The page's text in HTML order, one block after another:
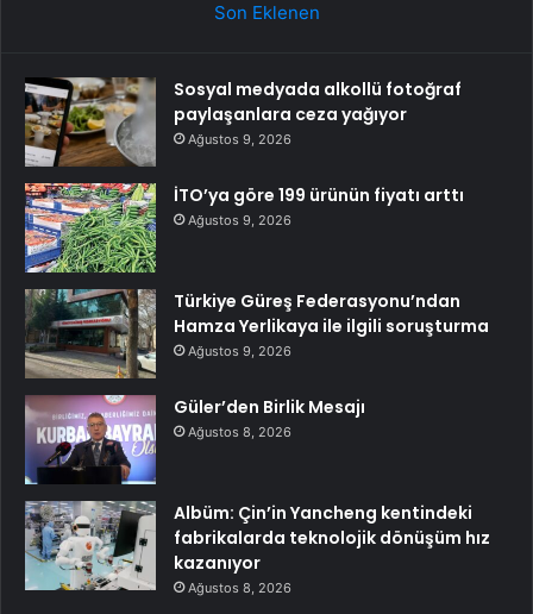
Son Eklenen
Sosyal medyada alkollü fotoğraf
paylaşanlara ceza yağıyor
Ağustos 9, 2026
İTO’ya göre 199 ürünün fiyatı arttı
Ağustos 9, 2026
Türkiye Güreş Federasyonu’ndan
Hamza Yerlikaya ile ilgili soruşturma
Ağustos 9, 2026
Güler’den Birlik Mesajı
Ağustos 8, 2026
Albüm: Çin’in Yancheng kentindeki
fabrikalarda teknolojik dönüşüm hız
kazanıyor
Ağustos 8, 2026